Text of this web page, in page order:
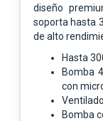
diseño
soporta hasta
de alto
Hasta
Bomba
con
Bomba